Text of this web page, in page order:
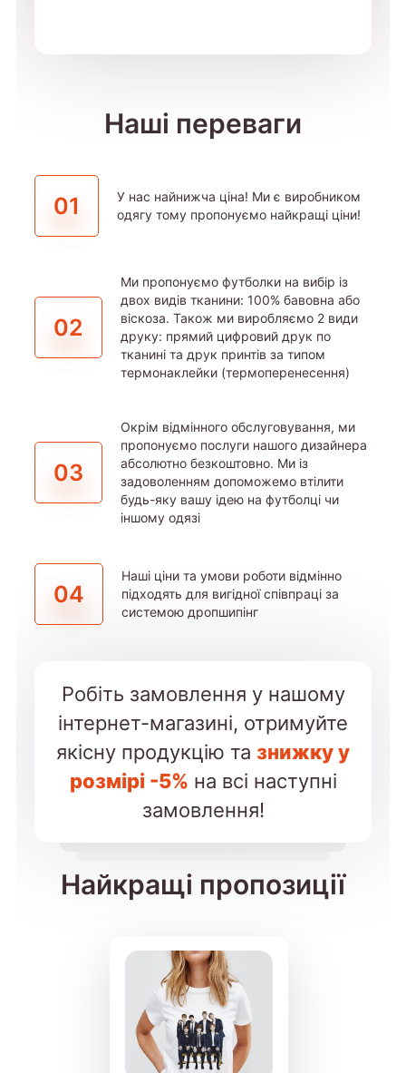
Наші переваги
01
У нас найнижча ціна! Ми є виробником
одягу тому пропонуємо найкращі ціни!
02
Ми пропонуємо футболки на вибір із
двох видів тканини: 100% бавовна або
віскоза. Також ми виробляємо 2 види
друку: прямий цифровий друк по
тканині та друк принтів за типом
термонаклейки (термоперенесення)
03
Окрім відмінного обслуговування, ми
пропонуємо послуги нашого дизайнера
абсолютно безкоштовно. Ми із
задоволенням допоможемо втілити
будь-яку вашу ідею на футболці чи
іншому одязі
04
Наші ціни та умови роботи відмінно
підходять для вигідної співпраці за
системою дропшипінг
Робіть замовлення у нашому
інтернет-магазині, отримуйте
якісну продукцію та знижку у
розмірі -5% на всі наступні
замовлення!
Найкращі пропозиції